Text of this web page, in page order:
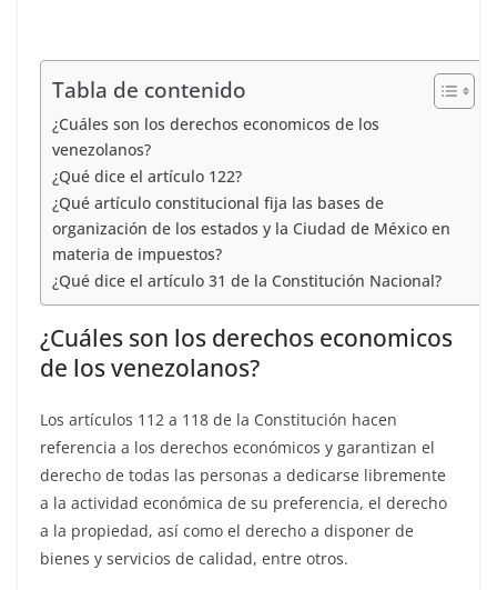
Tabla de contenido
¿Cuáles son los derechos economicos de los
venezolanos?
¿Qué dice el artículo 122?
¿Qué artículo constitucional fija las bases de
organización de los estados y la Ciudad de México en
materia de impuestos?
¿Qué dice el artículo 31 de la Constitución Nacional?
¿Cuáles son los derechos economicos
de los venezolanos?
Los artículos 112 a 118 de la Constitución hacen
referencia a los derechos económicos y garantizan el
derecho de todas las personas a dedicarse libremente
a la actividad económica de su preferencia, el derecho
a la propiedad, así como el derecho a disponer de
bienes y servicios de calidad, entre otros.